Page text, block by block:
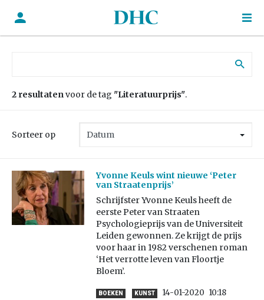
2 resultatenvoor de tag "Literatuurprijs".
Sorteer op
Yvonne Keuls wint nieuwe ‘Peter
van Straatenprijs’
Schrijfster Yvonne Keuls heeft de
eerste Peter van Straaten
Psychologieprijs van de Universiteit
Leiden gewonnen. Ze krijgt de prijs
voor haar in 1982 verschenen roman
‘Het verrotte leven van Floortje
Bloem’.
BOEKEN KUNST 14-01-2020 10:18